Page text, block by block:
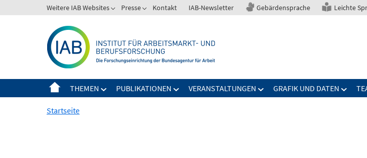
zum
Weitere IAB Websites Presse Kontakt IAB-Newsletter Gebärdensprache Leichte
THEMEN PUBLIKATIONEN VERANSTALTUNGEN GRAFIK UND DATEN
Startseite